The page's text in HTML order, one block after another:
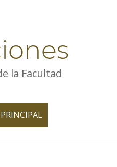
la Facultad
TOGGLE